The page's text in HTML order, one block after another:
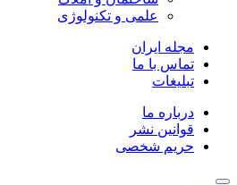
علمی و تکنولوژی
مجله ایران
تماس با ما
تبلیغات
درباره ما
قوانین نشر
حریم شخصی